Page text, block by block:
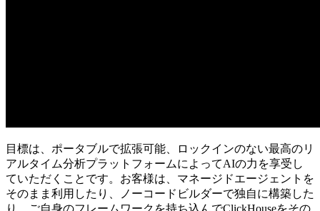
目標は、ポータブルで拡張可能、ロックインのない最高のリ
アルタイム分析プラットフォームによってAIの力を享受し
ていただくことです。お客様は、マネージドエージェントを
そのまま利用したり、ノーコードビルダーで独自に構築した
り、ご自身のフレームワークを持ち込んでClickHouseをその